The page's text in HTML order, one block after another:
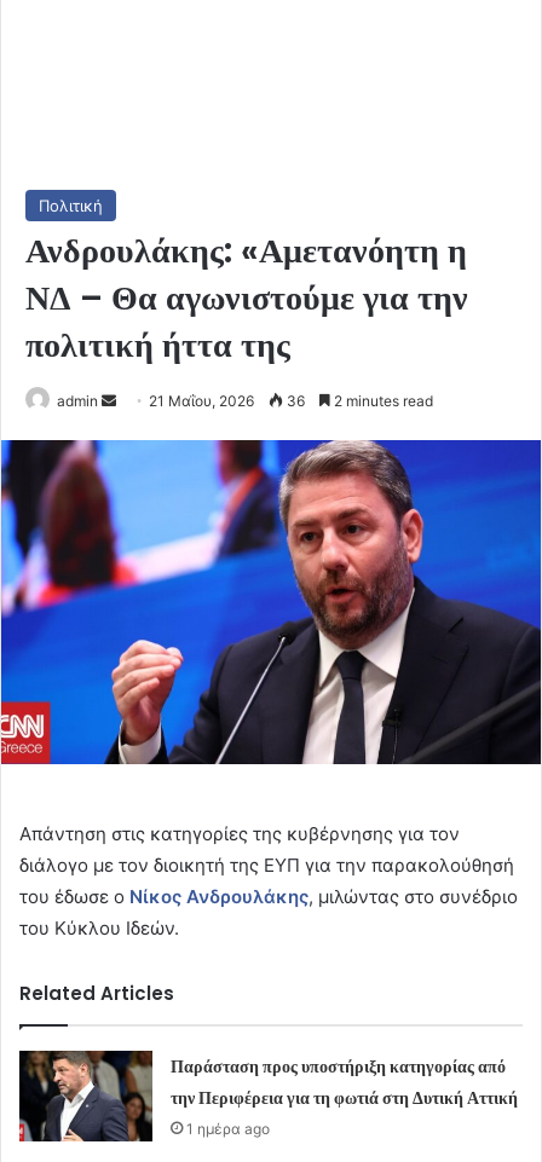
Πολιτική
Ανδρουλάκης: «Αμετανόητη η
ΝΔ – Θα αγωνιστούμε για την
πολιτική ήττα της
admin
Send 21 Μαΐου, 2026 36 2 minutes read
Απάντηση στις κατηγορίες της κυβέρνησης για τον
διάλογο με τον διοικητή της ΕΥΠ για την παρακολούθησή
του έδωσε ο Νίκος Ανδρουλάκης, μιλώντας στο συνέδριο
του Κύκλου Ιδεών.
Related Articles
Παράσταση προς υποστήριξη κατηγορίας από
την Περιφέρεια για τη φωτιά στη Δυτική Αττική
1 ημέρα ago